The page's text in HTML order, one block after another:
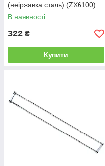
(неіржавка сталь) (ZX6100)
В наявності
322 ₴
Купити